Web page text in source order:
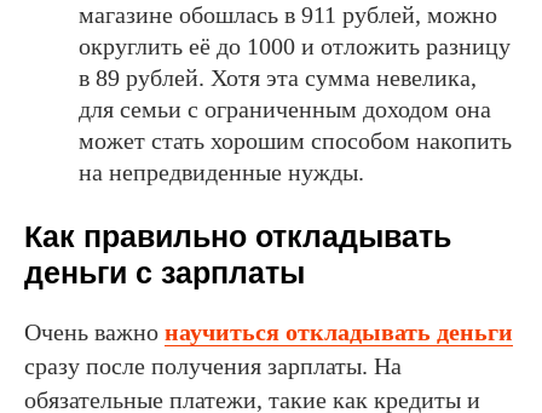
магазине обошлась в 911 рублей, можно
округлить её до 1000 и отложить разницу
в 89 рублей. Хотя эта сумма невелика,
для семьи с ограниченным доходом она
может стать хорошим способом накопить
на непредвиденные нужды.
Как правильно откладывать
деньги с зарплаты
Очень важно научиться откладывать деньги
сразу после получения зарплаты. На
обязательные платежи, такие как кредиты и